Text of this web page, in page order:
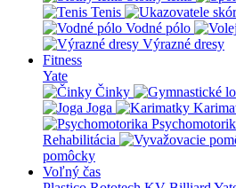
Tenis
Vodné pólo
Výrazné dresy
Fitness
Yate
Činky
Joga
Rehabilitácia
pomôcky
Voľný čas